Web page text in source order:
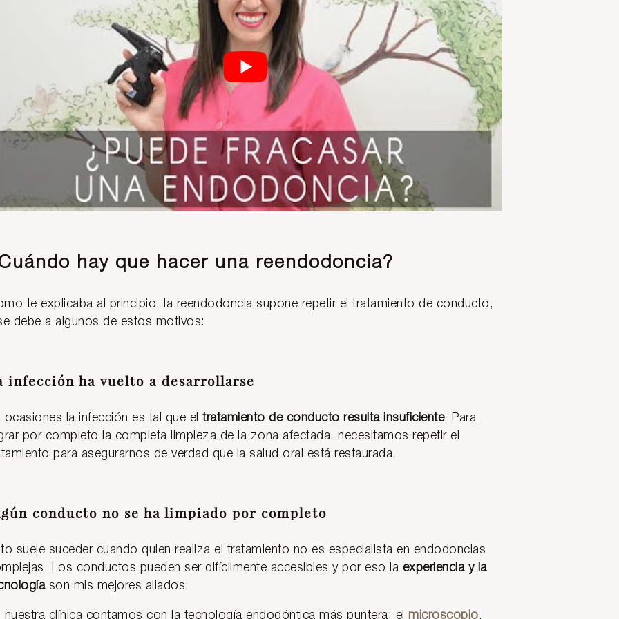
hay que hacer una reendodoncia?
te explicaba al principio, la reendodoncia supone repetir el tratamiento de conducto,
debe a algunos de estos motivos:
infección ha vuelto a desarrollarse
ocasiones la infección es tal que eltratamiento de conducto resulta insuficiente. Para
por completo la completa limpieza de la zona afectada, necesitamos repetir el
para asegurarnos de verdad que la salud oral está restaurada.
conducto no se ha limpiado por completo
suele suceder cuando quien realiza el tratamiento no es especialista en endodoncias
Los conductos pueden ser difícilmente accesibles y por eso la experiencia y la
son mis mejores aliados.
nuestra clínica contamos con la tecnología endodóntica más puntera: el microscopio,